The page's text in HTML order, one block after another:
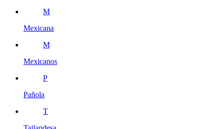
M
Mexicana
M
Mexicanos
P
Pañola
T